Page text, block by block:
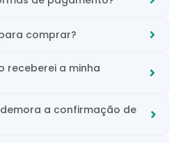
comprar?
receberei a minha
a confirmação de